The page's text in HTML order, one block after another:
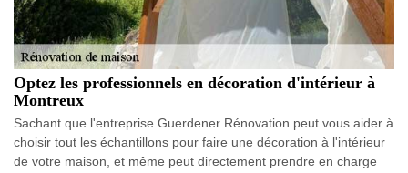
Optez les professionnels en décoration d'intérieur à
Montreux
Sachant que l'entreprise Guerdener Rénovation peut vous aider à
choisir tout les échantillons pour faire une décoration à l'intérieur
de votre maison, et même peut directement prendre en charge